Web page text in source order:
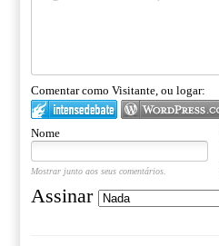
Comentar como Visitante, ou logar:
Nome
Mostrar junto aos seus comentários.
Assinar